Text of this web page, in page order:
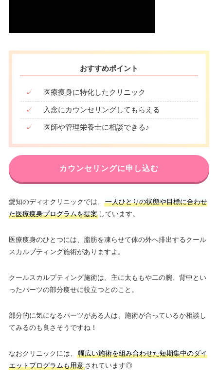
おすすめポイント
✓ 医療痩身に特化したクリニック
✓ 入念にカウンセリングしてもらえる
✓ 医師や管理栄養士に相談できる♪
カウンセリングに申し込む
愛知のディオクリニックでは、
一人ひとりの状態や目標に合わせ
た医療痩身プログラムを提案しています。
医療痩身のひとつには、脂肪を凍らせて体の外へ排出するクール
スカルプティング施術がありますよ。
クールスカルプティング施術は、主に太ももや二の腕、背中とい
ったパーツの部分痩せに役立つとのこと。
部分的に気になるパーツがある人は、施術が合っているか相談し
てみるのも良さそうですね！
なおクリニックには、
幅広い施術を組み合わせた短期集中のダイ
エットプログラムも用意されています◎